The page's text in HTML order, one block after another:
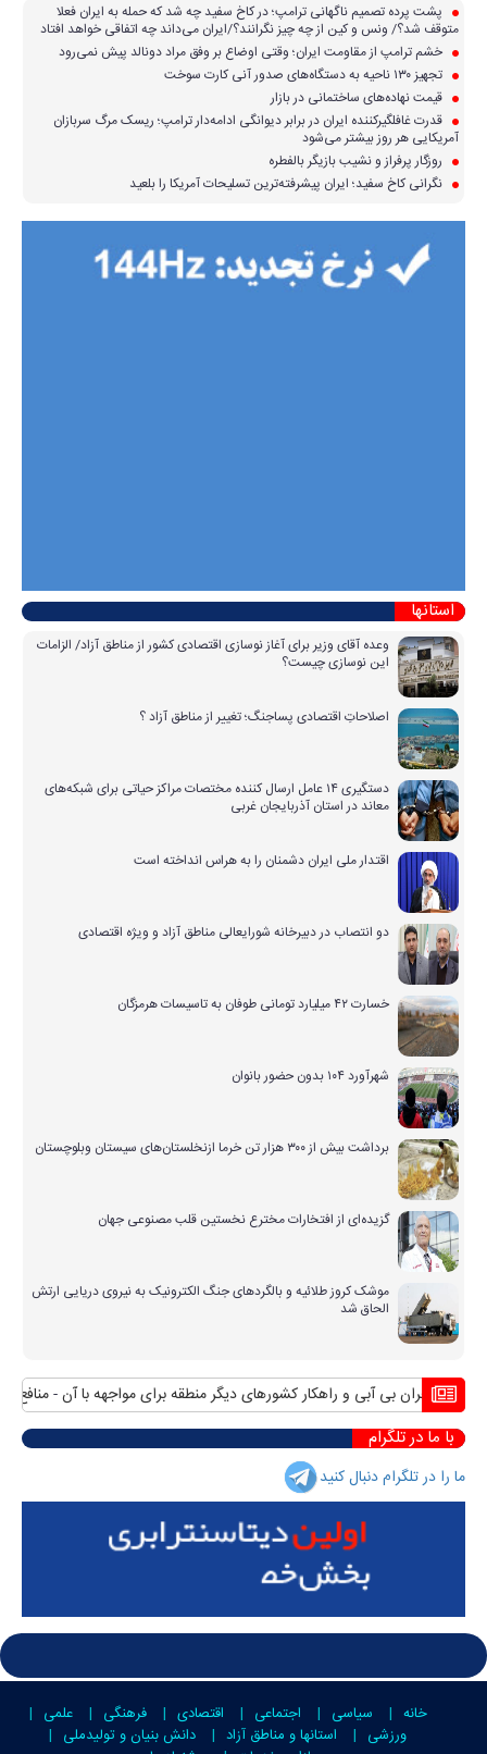
پشت پرده تصمیم ناگهانی ترامپ؛ در کاخ سفید چه شد که حمله به ایران فعلا
متوقف شد؟/ ونس و کین از چه چیز نگرانند؟/ایران می‌داند چه اتفاقی خواهد افتاد
خشم ترامپ از مقاومت ایران؛ وقتی اوضاع بر وفق مراد دونالد پیش نمی‌رود
تجهیز ۱۳۰ ناحیه به دستگاه‌های صدور آنی کارت سوخت
قیمت نهاده‌های ساختمانی در بازار
قدرت غافلگیرکننده ایران در برابر دیوانگی ادامه‌دار ترامپ؛ ریسک مرگ سربازان
آمریکایی هر روز بیشتر می‌شود
روزگار پرفراز و نشیب بازیگر بالفطره
نگرانی کاخ سفید؛ ایران پیشرفته‌ترین تسلیحات آمریکا را بلعید
استانها
وعده آقای وزیر برای آغاز نوسازی اقتصادی کشور از مناطق آزاد/ الزامات
این نوسازی چیست؟
اصلاحاتِ اقتصادی پساجنگ؛ تغییر از مناطق آزاد ؟
دستگیری ۱۴ عامل ارسال کننده مختصات مراکز حیاتی برای شبکه‌های
معاند در استان آذربایجان غربی
اقتدار ملی ایران دشمنان را به هراس انداخته است
دو انتصاب در دبیرخانه شورایعالی مناطق آزاد و ویژه اقتصادی
خسارت ۴۲ میلیارد تومانی طوفان به تاسیسات هرمزگان
شهرآورد ۱۰۴ بدون حضور بانوان
برداشت بیش از ۳۰۰ هزار تن خرما ازنخلستان‌های سیستان وبلوچستان
گزیده‌ای از افتخارات مخترع نخستین قلب مصنوعی جهان
موشک کروز طلائیه و بالگردهای جنگ الکترونیک به نیروی دریایی ارتش
الحاق شد
بحران بی آبی و راهکار کشورهای دیگر منطقه برای مواجهه با آن منافع
با ما در تلگرام
ما را در تلگرام دنبال کنید
خانه سیاسی اجتماعی اقتصادی فرهنگی
علمی
ورزشی
استانها و مناطق آزاد
دانش بنیان و تولیدملی